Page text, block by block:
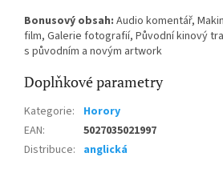
Bonusový obsah: Audio komentář,
film, Galerie fotografií, Původní kinový
s původním a novým artwork
Doplňkové parametry
Kategorie:
Horory
EAN:
5027035021997
Distribuce: anglická